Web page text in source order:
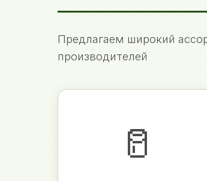
Предлагаем широкий
производителей
🥛